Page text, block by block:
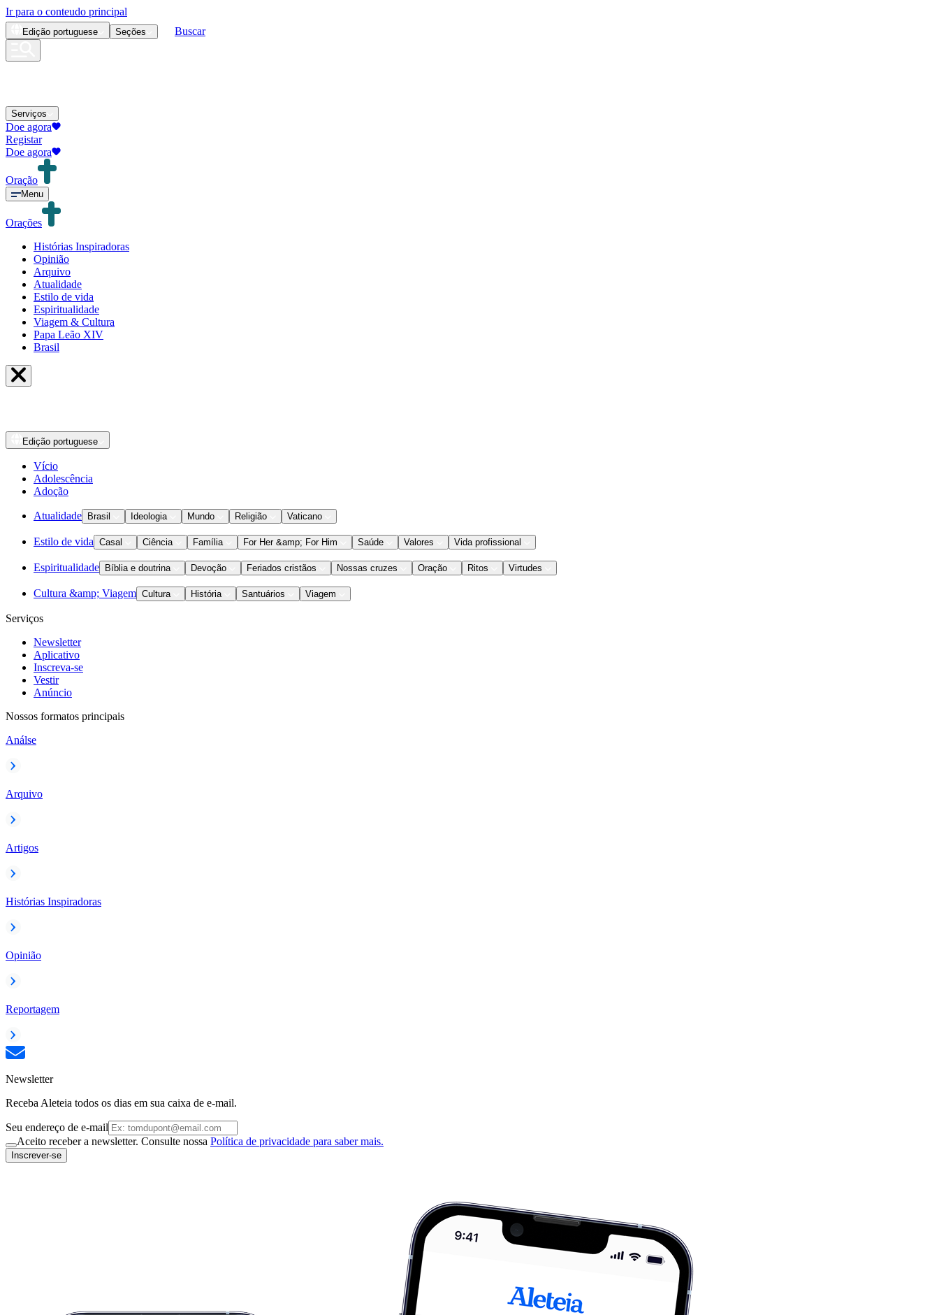
Ir para o conteudo principal
Edição portuguese Seções Buscar
Serviços
Doe agora
Registar
Doe agora
Oração
Menu
Orações
Histórias Inspiradoras
Opinião
Arquivo
Atualidade
Estilo de vida
Espiritualidade
Viagem & Cultura
Papa Leão XIV
Brasil
Edição portuguese
Vício
Adolescência
Adoção
Atualidade Brasil Ideologia Mundo Religião Vaticano
Estilo de vida Casal Ciência Família For Her &amp; For Him Saúde Valores Vida profissional
Espiritualidade Bíblia e doutrina Devoção Feriados cristãos Nossas cruzes Oração Ritos Virtudes
Cultura &amp; Viagem Cultura História Santuários Viagem
Serviços
Newsletter
Aplicativo
Inscreva-se
Vestir
Anúncio
Nossos formatos principais
Análse
Arquivo
Artigos
Histórias Inspiradoras
Opinião
Reportagem
Newsletter
Receba Aleteia todos os dias em sua caixa de e-mail.
Seu endereço de e-mail
Aceito receber a newsletter. Consulte nossa Política de privacidade para saber mais.
Inscrever-se